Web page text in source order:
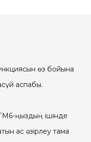
өз бойына
аспабы.
ТМ6-ңыздың ішінде
ас әзірлеу тамақ